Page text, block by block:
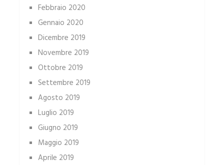
Febbraio 2020
Gennaio 2020
Dicembre 2019
Novembre 2019
Ottobre 2019
Settembre 2019
Agosto 2019
Luglio 2019
Giugno 2019
Maggio 2019
Aprile 2019